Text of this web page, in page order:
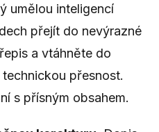
umělou inteligencí
přejít do nevýrazné
a vtáhněte do
přesnost.
s přísným obsahem.